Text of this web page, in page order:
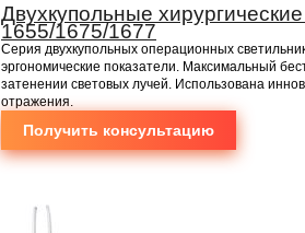
Двухкупольные
1655/1675/1677
Серия двухкупольных операционных
эргономические показатели. Максимальный
затенении световых лучей. Использована
отражения.
Получить консультацию